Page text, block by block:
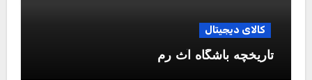
کالای دیجیتال
تاریخچه باشگاه آث رم